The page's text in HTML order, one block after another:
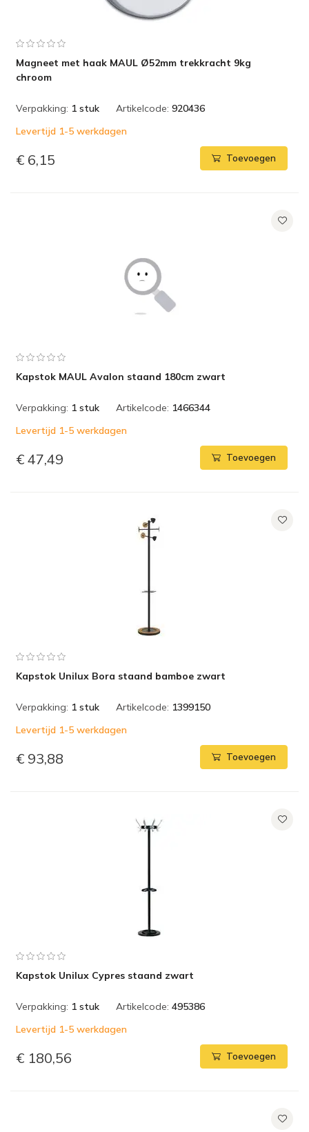
Magneet met haak MAUL Ø52mm trekkracht 9kg
chroom
Verpakking: 1 stuk Artikelcode: 920436
Levertijd 1-5 werkdagen
€ 6,15 Toevoegen
Kapstok MAUL Avalon staand 180cm zwart
Verpakking: 1 stuk Artikelcode: 1466344
Levertijd 1-5 werkdagen
€ 47,49 Toevoegen
Kapstok Unilux Bora staand bamboe zwart
Verpakking: 1 stuk Artikelcode: 1399150
Levertijd 1-5 werkdagen
€ 93,88 Toevoegen
Kapstok Unilux Cypres staand zwart
Verpakking: 1 stuk Artikelcode: 495386
Levertijd 1-5 werkdagen
€ 180,56 Toevoegen